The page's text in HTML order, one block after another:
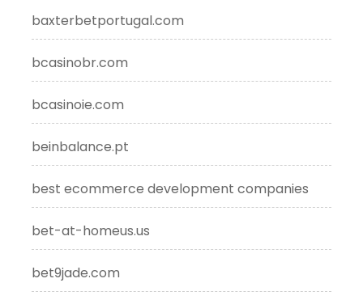
baxterbetportugal.com
bcasinobr.com
bcasinoie.com
beinbalance.pt
best ecommerce development companies
bet-at-homeus.us
bet9jade.com